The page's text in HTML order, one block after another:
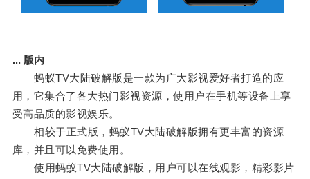
... 版内
蚂蚁TV大陆破解版是一款为广大影视爱好者打造的应
用，它集合了各大热门影视资源，使用户在手机等设备上享
受高品质的影视娱乐。
相较于正式版，蚂蚁TV大陆破解版拥有更丰富的资源
库，并且可以免费使用。
使用蚂蚁TV大陆破解版，用户可以在线观影，精彩影片